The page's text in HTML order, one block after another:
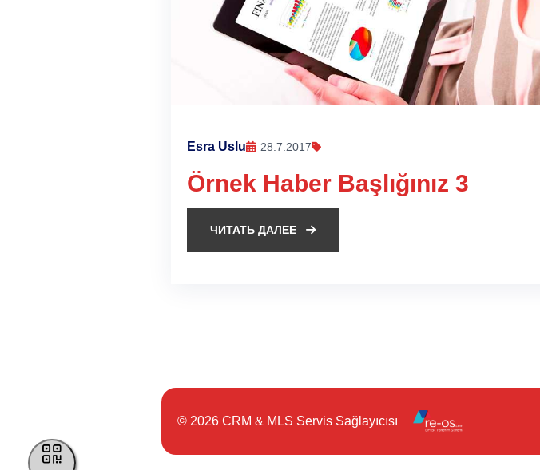
Esra Uslu 28.7.2017
Örnek Haber Başlığınız 3
ЧИТАТЬ ДАЛЕЕ
© 2026 CRM & MLS Servis Sağlayıcısı